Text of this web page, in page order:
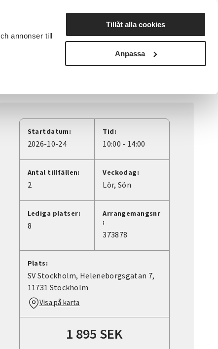
annonser till
Tillåt alla cookies
Anpassa
Nyheter Avdelningar
Startdatum:
2026-10-24
Tid:
10:00 - 14:00
Antal tillfällen:
2
Veckodag:
Lör Sön
Lediga platser:
8
Arrangemangsnr
:
373878
Plats:
SV Stockholm, Heleneborgsgatan 7,
11731 Stockholm
Visa på karta
1 895 SEK